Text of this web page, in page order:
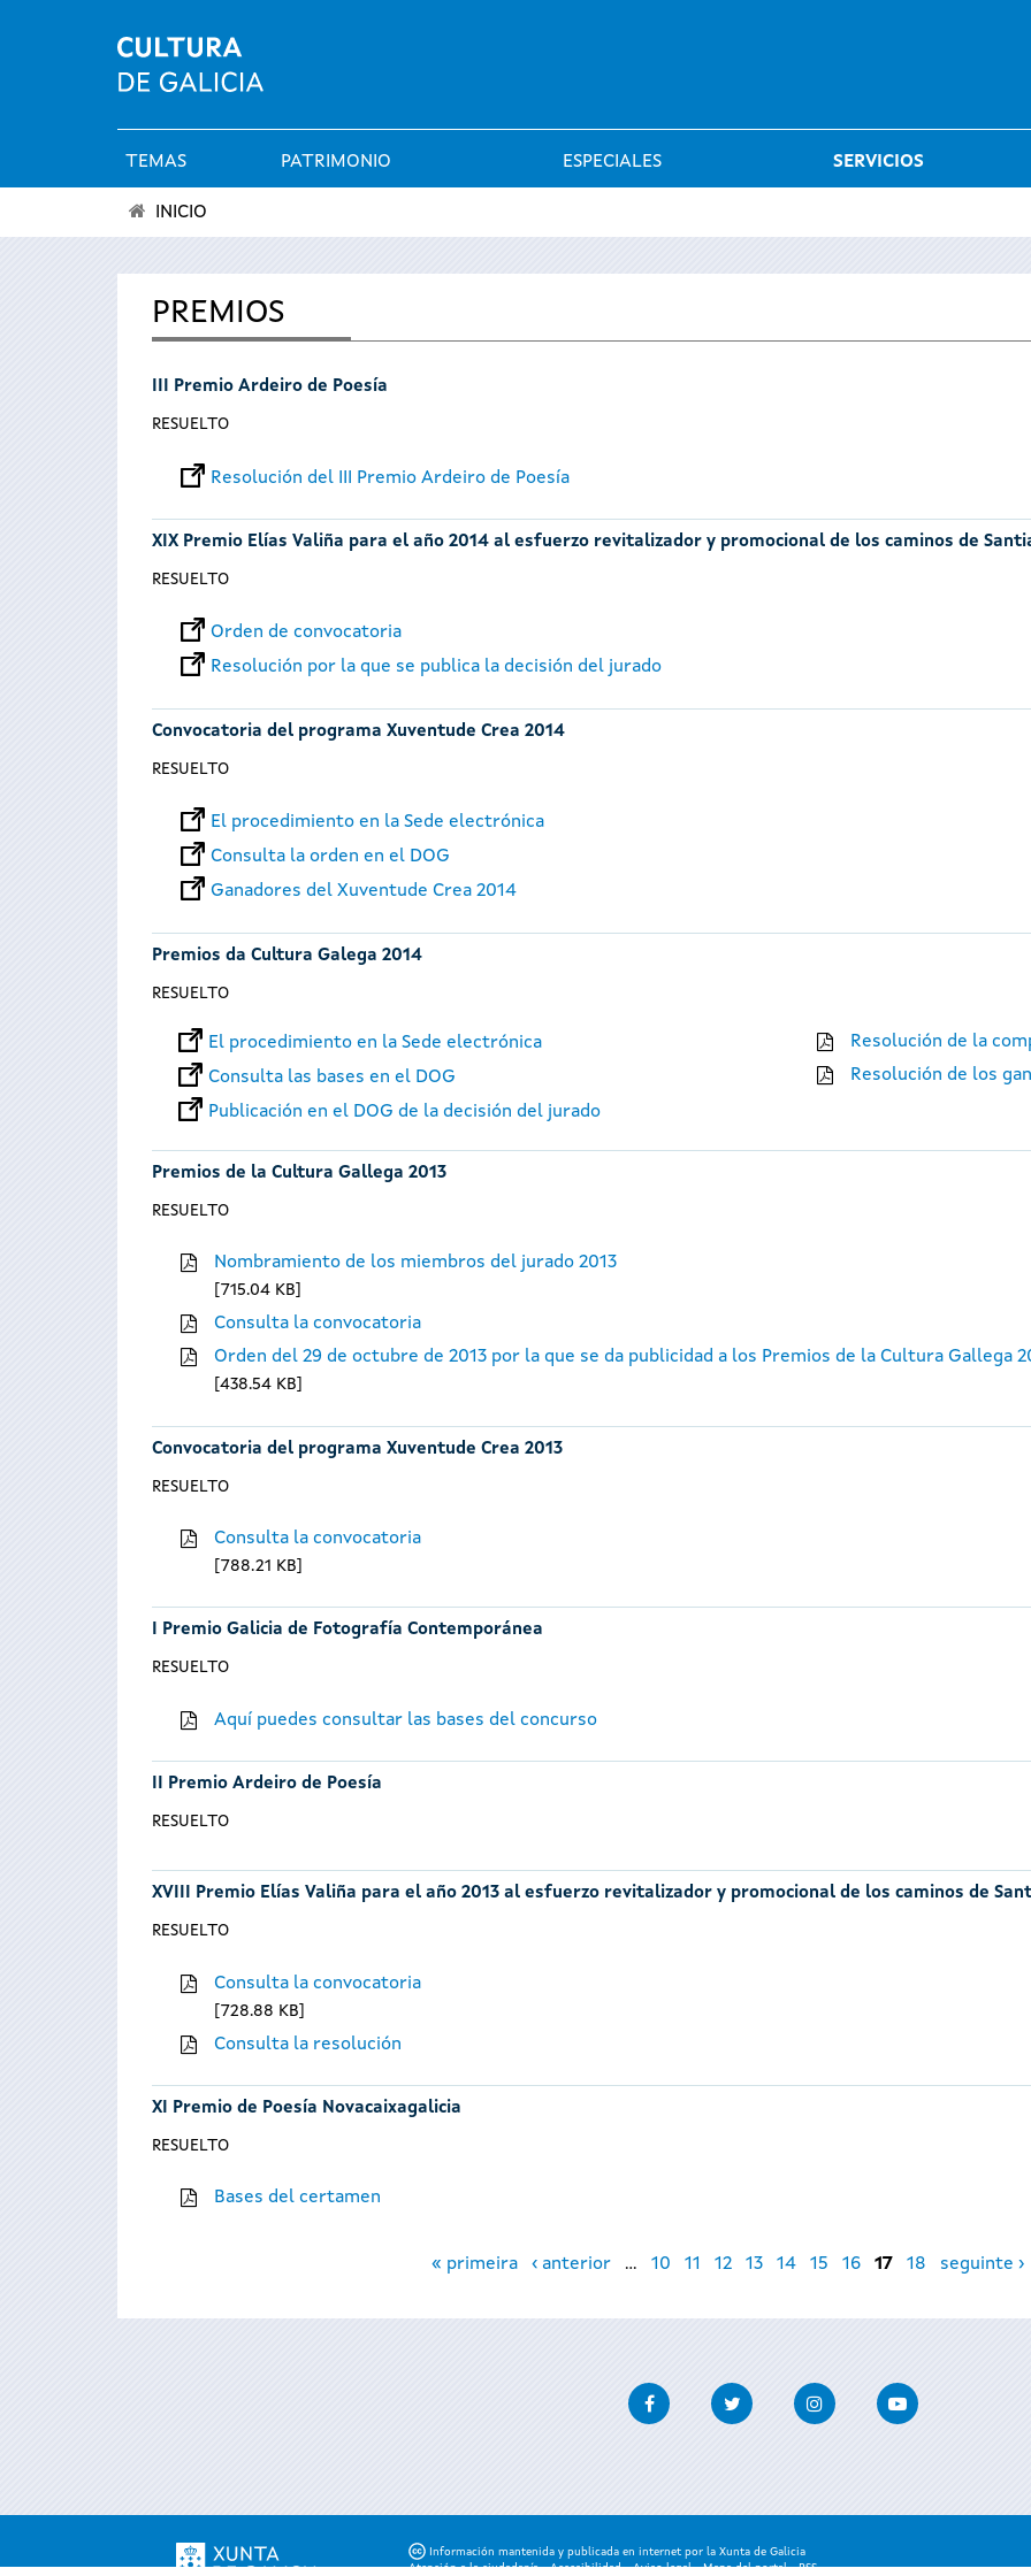
Menú
principal
TEMAS PATRIMONIO ESPECIALES SERVICIOS
encuentra
aquí
INICIO
PREMIOS
III Premio Ardeiro de Poesía
RESUELTO
Resolución del III Premio Ardeiro de Poesía
XIX Premio Elías Valiña para el año 2014 al esfuerzo revitalizador y promocional de los caminos de
RESUELTO
Orden de convocatoria
Resolución por la que se publica la decisión del jurado
Convocatoria del programa Xuventude Crea 2014
RESUELTO
El procedimiento en la Sede electrónica
Consulta la orden en el DOG
Ganadores del Xuventude Crea 2014
Premios da Cultura Galega 2014
RESUELTO
El procedimiento en la Sede electrónica
Consulta las bases en el DOG
Publicación en el DOG de la decisión del jurado
Resolución de la
Resolución de los
Premios de la Cultura Gallega 2013
RESUELTO
Nombramiento de los miembros del jurado 2013
715.04 KB
Consulta la convocatoria
Orden del 29 de octubre de 2013 por la que se da publicidad a los Premios de la Cultura Gallega
438.54 KB
Convocatoria del programa Xuventude Crea 2013
RESUELTO
Consulta la convocatoria
788.21 KB
I Premio Galicia de Fotografía Contemporánea
RESUELTO
Aquí puedes consultar las bases del concurso
II Premio Ardeiro de Poesía
RESUELTO
XVIII Premio Elías Valiña para el año 2013 al esfuerzo revitalizador y promocional de los caminos de
RESUELTO
Consulta la convocatoria
728.88 KB
Consulta la resolución
XI Premio de Poesía Novacaixagalicia
RESUELTO
Bases del certamen
« primeira ‹ anterior … 10 11 12 13 14 15 16 17 18 seguinte ›
FacebookTwitter InstagramYoutube
Información mantenida y publicada en internet por la Xunta de Galicia
Atención a la ciudadanía -Accesibilidad -Aviso legal -Mapa del portal -RSS